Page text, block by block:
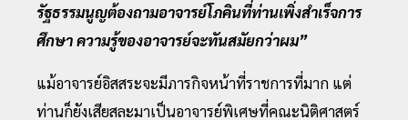
รัฐธรรมนูญต้องถามอาจารย์โภคินที่ท่านเพิ่งสำเร็จการ
ศึกษา ความรู้ของอาจารย์จะทันสมัยกว่าผม”
แม้อาจารย์อิสสระจะมีภารกิจหน้าที่ราชการที่มาก แต่
ท่านก็ยังเสียสละมาเป็นอาจารย์พิเศษที่คณะนิติศาสตร์